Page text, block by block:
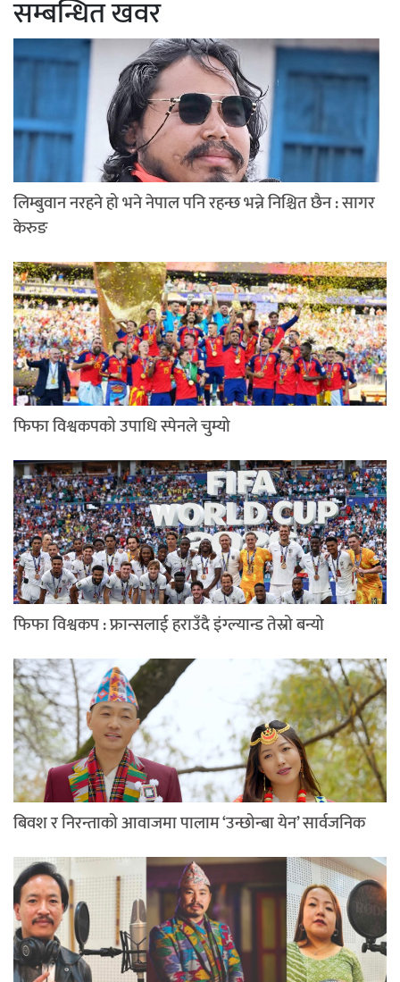
सम्बन्धित खवर
लिम्बुवान नरहने हो भने नेपाल पनि रहन्छ भन्ने निश्चित छैन : सागर
केरुङ
फिफा विश्वकपको उपाधि स्पेनले चुम्यो
फिफा विश्वकप : फ्रान्सलाई हराउँदै इंग्ल्यान्ड तेस्रो बन्यो
बिवश र निरन्ताको आवाजमा पालाम ‘उन्छोन्बा येन’ सार्वजनिक